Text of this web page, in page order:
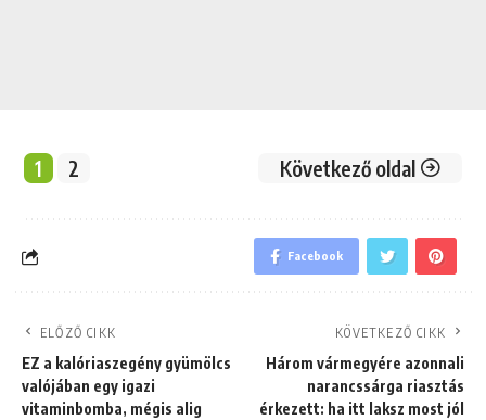
1 2 Következő oldal
Facebook
ELŐZŐ CIKK
EZ a kalóriaszegény gyümölcs
valójában egy igazi
vitaminbomba, mégis alig
KÖVETKEZŐ CIKK
Három vármegyére azonnali
narancssárga riasztás
érkezett: ha itt laksz most jól